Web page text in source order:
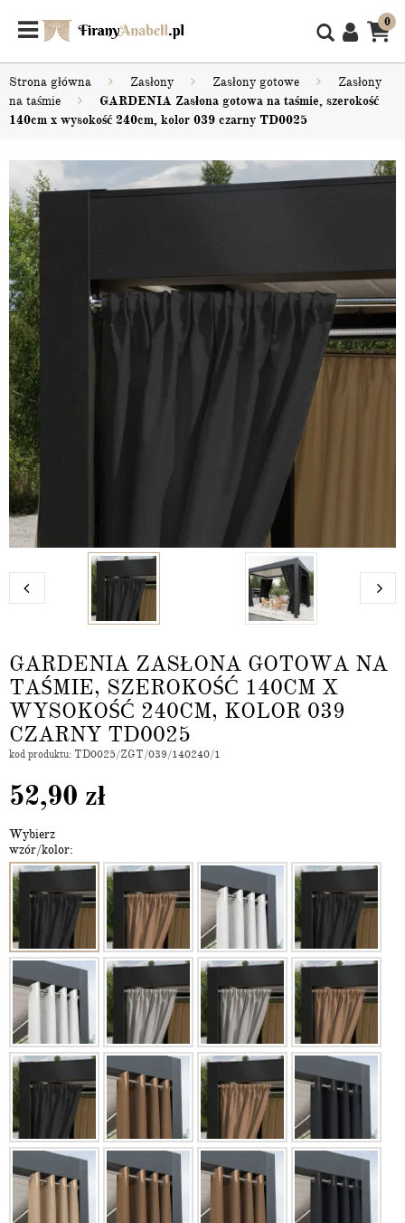
0
Strona główna Zasłony Zasłony gotowe
Zasłony
na taśmie
GARDENIA Zasłona gotowa na taśmie, szerokość
140cm x wysokość 240cm, kolor 039 czarny TD0025
GARDENIA ZASŁONA GOTOWA NA
TAŚMIE, SZEROKOŚĆ 140CM X
WYSOKOŚĆ 240CM, KOLOR 039
CZARNY TD0025
kod produktu: TD0025/ZGT/039/140240/1
52,90 zł
Wybierz
wzór/kolor: